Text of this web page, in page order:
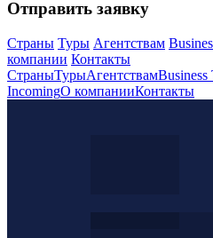
Отправить заявку
Страны Туры Агентствам
компании Контакты
СтраныТурыАгентствам
IncomingО компанииКонтакты